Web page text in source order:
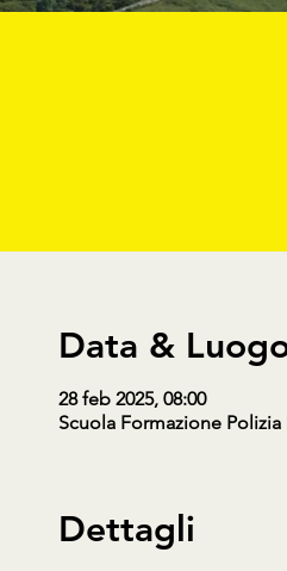
Data &
28 feb 2025, 08:00
Scuola Formazione Polizia
Dettagli